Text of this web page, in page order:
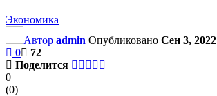
Экономика
Автор admin Опубликовано Сен 3, 2022
0
72
Поделится
0
(0)